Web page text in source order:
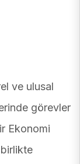
ve ulusal
görevler
Ekonomi
birlikte